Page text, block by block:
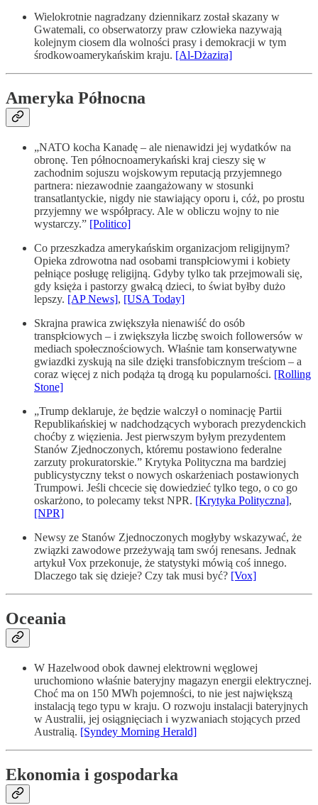
Wielokrotnie nagradzany dziennikarz został skazany w
Gwatemali, co obserwatorzy praw człowieka nazywają
kolejnym ciosem dla wolności prasy i demokracji w tym
środkowoamerykańskim kraju. [Al-Dżazira]
Ameryka Północna
„NATO kocha Kanadę – ale nienawidzi jej wydatków na
obronę. Ten północnoamerykański kraj cieszy się w
zachodnim sojuszu wojskowym reputacją przyjemnego
partnera: niezawodnie zaangażowany w stosunki
transatlantyckie, nigdy nie stawiający oporu i, cóż, po prostu
przyjemny we współpracy. Ale w obliczu wojny to nie
wystarczy.” [Politico]
Co przeszkadza amerykańskim organizacjom religijnym?
Opieka zdrowotna nad osobami transpłciowymi i kobiety
pełniące posługę religijną. Gdyby tylko tak przejmowali się,
gdy księża i pastorzy gwałcą dzieci, to świat byłby dużo
lepszy. [AP News], [USA Today]
Skrajna prawica zwiększyła nienawiść do osób
transpłciowych – i zwiększyła liczbę swoich followersów w
mediach społecznościowych. Właśnie tam konserwatywne
gwiazdki zyskują na sile dzięki transfobicznym treściom – a
coraz więcej z nich podąża tą drogą ku popularności. [Rolling
Stone]
„Trump deklaruje, że będzie walczył o nominację Partii
Republikańskiej w nadchodzących wyborach prezydenckich
choćby z więzienia. Jest pierwszym byłym prezydentem
Stanów Zjednoczonych, któremu postawiono federalne
zarzuty prokuratorskie.” Krytyka Polityczna ma bardziej
publicystyczny tekst o nowych oskarżeniach postawionych
Trumpowi. Jeśli chcecie się dowiedzieć tylko tego, o co go
oskarżono, to polecamy tekst NPR. [Krytyka Polityczna],
[NPR]
Newsy ze Stanów Zjednoczonych mogłyby wskazywać, że
związki zawodowe przeżywają tam swój renesans. Jednak
artykuł Vox przekonuje, że statystyki mówią coś innego.
Dlaczego tak się dzieje? Czy tak musi być? [Vox]
Oceania
W Hazelwood obok dawnej elektrowni węglowej
uruchomiono właśnie bateryjny magazyn energii elektrycznej.
Choć ma on 150 MWh pojemności, to nie jest największą
instalacją tego typu w kraju. O rozwoju instalacji bateryjnych
w Australii, jej osiągnięciach i wyzwaniach stojących przed
Australią. [Syndey Morning Herald]
Ekonomia i gospodarka